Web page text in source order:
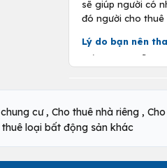
sẽ giúp người có
đó người cho thuê
Lý do bạn nên
Nếu bạn có sẵn
Những điều cần
Tìm hiểu cách
Tìm kiếm thời
cư , Cho thuê nhà riêng ,
thuê loại bất động sản khác